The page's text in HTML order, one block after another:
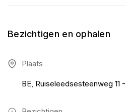
Bezichtigen en ophalen
Plaats
BE, Ruiseleedsesteenweg 11